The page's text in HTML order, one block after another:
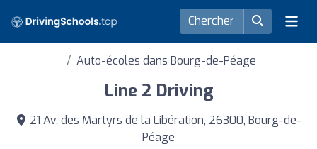
Auto-écoles dans Bourg-de-Péage
Line 2 Driving
21 Av. des Martyrs de la Libération, 26300, Bourg-de-
Péage